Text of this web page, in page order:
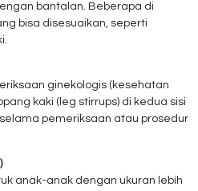
bantalan. Beberapa di
bisa disesuaikan, seperti
ginekologis (kesehatan
kaki (leg stirrups) di kedua sisi
pemeriksaan atau prosedur
anak-anak dengan ukuran lebih